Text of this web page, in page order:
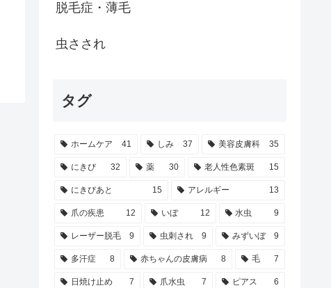
脱毛症・薄毛
虫さされ
タグ
ホームケア 41 しみ 37 美容皮膚科 35
にきび 32 薬 30 老人性色素斑 15
にきびあと 15 アレルギー 13
爪の疾患 12 いぼ 12 水虫 9
レーザー脱毛 9 虫刺され 9 みずいぼ 9
多汗症 8 赤ちゃんの皮膚病 8 毛 7
日焼け止め 7 爪水虫 7 ピアス 6